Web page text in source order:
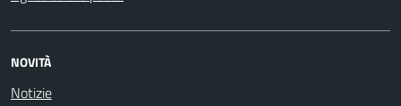
NOVITÀ
Notizie